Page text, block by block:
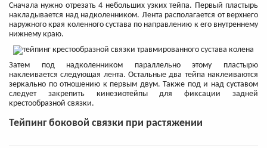
Сначала нужно отрезать 4 небольших узких тейпа. Первый пластырь
накладывается над надколенником. Лента располагается от верхнего
наружного края коленного сустава по направлению к его внутреннему
нижнему краю.
Затем под надколенником параллельно этому пластырю
наклеивается следующая лента. Остальные два тейпа наклеиваются
зеркально по отношению к первым двум. Также под и над суставом
следует закрепить кинезиотейпы для фиксации задней
крестообразной связки.
Тейпинг боковой связки при растяжении